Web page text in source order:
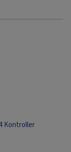
Kontroller